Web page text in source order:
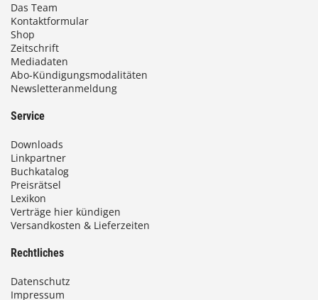
Das Team
Kontaktformular
Shop
Zeitschrift
Mediadaten
Abo-Kündigungsmodalitäten
Newsletteranmeldung
Service
Downloads
Linkpartner
Buchkatalog
Preisrätsel
Lexikon
Verträge hier kündigen
Versandkosten & Lieferzeiten
Rechtliches
Datenschutz
Impressum